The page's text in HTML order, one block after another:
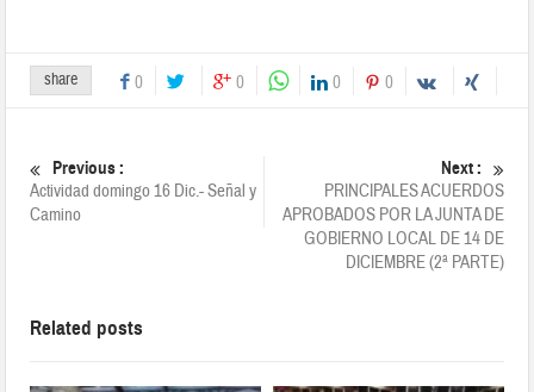
share 0 0 0 0
Previous :
Actividad domingo 16 Dic.- Señal y
Camino
Next :
PRINCIPALES ACUERDOS
APROBADOS POR LA JUNTA DE
GOBIERNO LOCAL DE 14 DE
DICIEMBRE (2ª PARTE)
Related posts